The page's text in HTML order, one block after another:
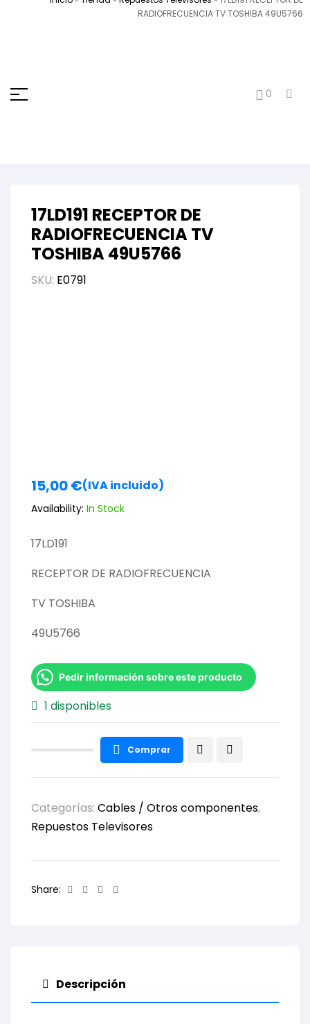
RADIOFRECUENCIA TV TOSHIBA 49U5766
0
17LD191 RECEPTOR DE
RADIOFRECUENCIA TV
TOSHIBA 49U5766
SKU: E0791
15,00€(IVA incluido)
Availability: In Stock
17LD191
RECEPTOR DE RADIOFRECUENCIA
TV TOSHIBA
49U5766
Pedir información sobre este producto
1 disponibles
Comprar
Categorías: Cables / Otros componentes,
Repuestos Televisores
Share: Facebook
TwitterLinkedin
Descripción